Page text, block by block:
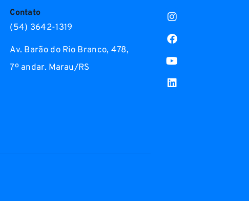
Contato
(54) 3642-1319
Av. Barão do Rio Branco, 478,
7º andar. Marau/RS